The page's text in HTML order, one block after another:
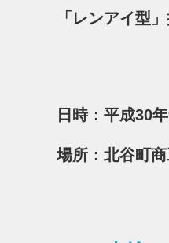
「レンアイ型
日時：平成30
場所：北谷町